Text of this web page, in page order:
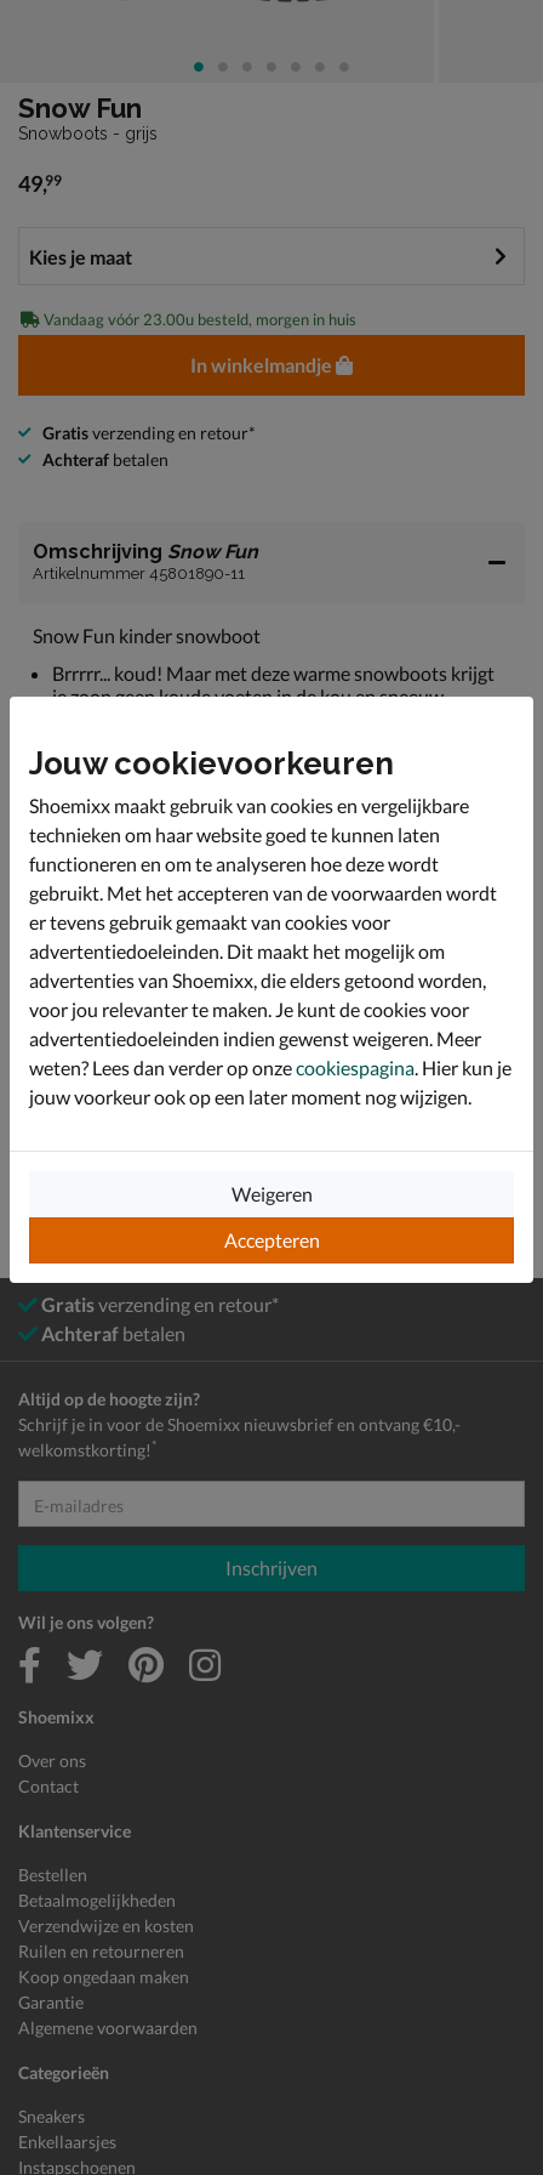
Snow Fun
Snowboots - grijs
€ 49,99
49,99
Vandaag vóór 23.00u besteld, morgen in huis
In winkelmandje
Gratisverzending en retour*
Achteraf betalen
Omschrijving Snow Fun
Artikelnummer 45801890-11
Snow Fun kinder snowboot
Brrrrr... koud! Maar met deze warme snowboots krijgt
je zoon geen koude voeten in de kou en sneeuw.
De binnenkant is gevoerd met fake fur voor heerlijk
warme voeten.
Voorzien van een ritssluiting op de voorkant van de
schacht voor een gemakkelijke instap.
De grove zool met profiel biedt veel grip.
Specificaties
Over Snow Fun
Bekijk meer
Jongens Schoenen Snowboots
Gratisverzending en retour*
Achteraf betalen
Shoemixx
Over ons
Contact
Klantenservice
Bestellen
Betaalmogelijkheden
Verzendwijze en kosten
Ruilen en retourneren
Koop ongedaan maken
Garantie
Algemene voorwaarden
Categorieën
Sneakers
Enkellaarsjes
Instapschoenen
Altijd op de hoogte zijn?
Schrijf je in voor de Shoemixx nieuwsbrief en ontvang €10,-
welkomstkorting! *
E-mailadres
Inschrijven
Wil je ons volgen?
Jouw cookievoorkeuren
Shoemixx maakt gebruik van cookies en vergelijkbare
technieken om haar website goed te kunnen laten
functioneren en om te analyseren hoe deze wordt
gebruikt. Met het accepteren van de voorwaarden wordt
er tevens gebruik gemaakt van cookies voor
advertentiedoeleinden. Dit maakt het mogelijk om
advertenties van Shoemixx, die elders getoond worden,
voor jou relevanter te maken. Je kunt de cookies voor
advertentiedoeleinden indien gewenst weigeren. Meer
weten? Lees dan verder op onzecookiespagina . Hier kun je
jouw voorkeur ook op een later moment nog wijzigen.
Accepteren
Weigeren